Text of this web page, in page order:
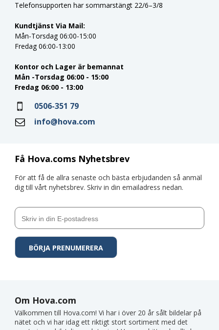
Få Hova.coms Nyhetsbrev
För att få de allra senaste och bästa erbjudanden så anmäl
dig till vårt nyhetsbrev. Skriv in din emailadress nedan.
Telefonsupporten har sommarstängt 22/6–3/8
Kundtjänst Via Mail:
Mån-Torsdag 06:00-15:00
Fredag 06:00-13:00
Kontor och Lager är bemannat
Mån -Torsdag 06:00 - 15:00
Fredag 06:00 - 13:00
0506-351 79
info@hova.com
Om Hova.com
Välkommen till Hova.com! Vi har i över 20 år sålt bildelar på
nätet och vi har idag ett riktigt stort sortiment med det